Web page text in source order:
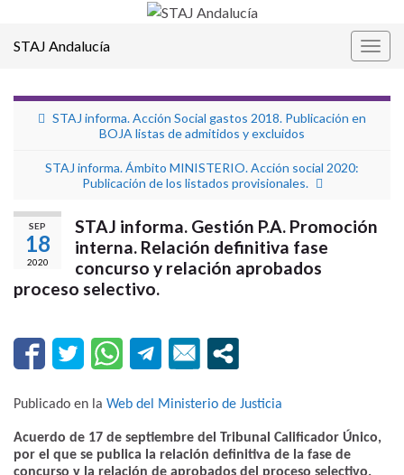
STAJ Andalucía
STAJ informa. Acción Social gastos 2018. Publicación en
BOJA listas de admitidos y excluidos
STAJ informa. Ámbito MINISTERIO. Acción social 2020:
Publicación de los listados provisionales.
SEP
18
2020
STAJ informa. Gestión P.A. Promoción
interna. Relación definitiva fase
concurso y relación aprobados
proceso selectivo.
Publicado en la Web del Ministerio de Justicia
Acuerdo de 17 de septiembre del Tribunal Calificador Único,
por el que se publica la relación definitiva de la fase de